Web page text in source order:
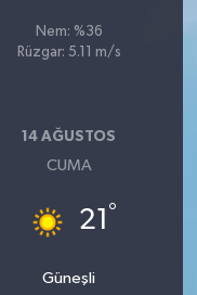
Nem: %36
Rüzgar: 5.11 m/s
14 AĞUSTOS
CUMA
21 °
Güneşli